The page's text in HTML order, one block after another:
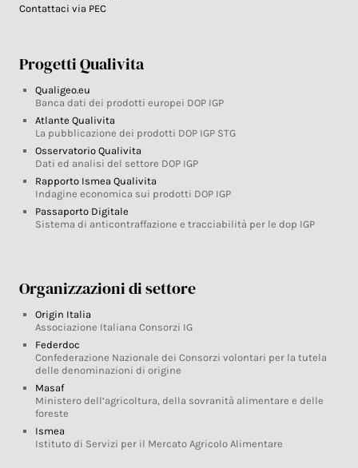
Contattaci via PEC
Progetti Qualivita
Qualigeo.eu
Banca dati dei prodotti europei DOP IGP
Atlante Qualivita
La pubblicazione dei prodotti DOP IGP STG
Osservatorio Qualivita
Dati ed analisi del settore DOP IGP
Rapporto Ismea Qualivita
Indagine economica sui prodotti DOP IGP
Passaporto Digitale
Sistema di anticontraffazione e tracciabilità per le dop IGP
Organizzazioni di settore
Origin Italia
Associazione Italiana Consorzi IG
Federdoc
Confederazione Nazionale dei Consorzi volontari per la tutela
delle denominazioni di origine
Masaf
Ministero dell’agricoltura, della sovranità alimentare e delle
foreste
Ismea
Istituto di Servizi per il Mercato Agricolo Alimentare